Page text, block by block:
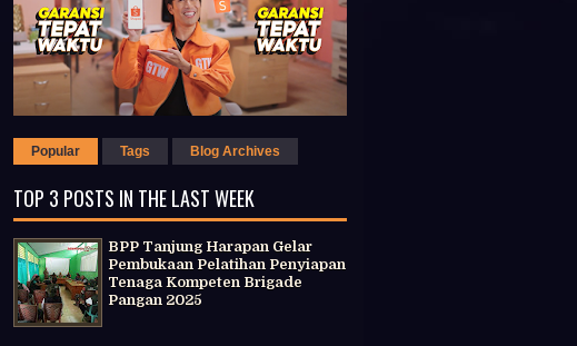
Popular Tags Blog Archives
TOP 3 POSTS IN THE LAST WEEK
BPP Tanjung Harapan Gelar
Pembukaan Pelatihan Penyiapan
Tenaga Kompeten Brigade
Pangan 2025